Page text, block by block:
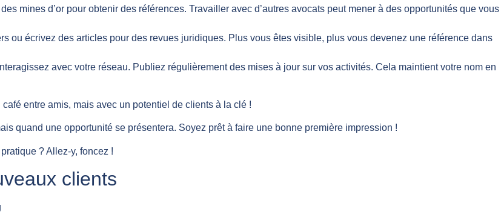
mines d’or pour obtenir des références. Travailler avec d’autres avocats peut mener à des opportunités que vous
ou écrivez des articles pour des revues juridiques. Plus vous êtes visible, plus vous devenez une référence dans
avec votre réseau. Publiez régulièrement des mises à jour sur vos activités. Cela maintient votre nom en
entre amis, mais avec un potentiel de clients à la clé !
quand une opportunité se présentera. Soyez prêt à faire une bonne première impression !
? Allez-y, foncez !
clients